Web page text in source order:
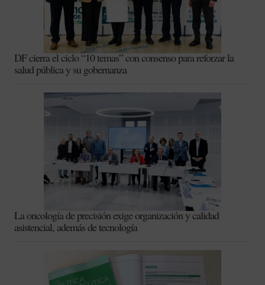
DF cierra el ciclo “10 temas” con consenso para reforzar la
salud pública y su gobernanza
La oncología de precisión exige organización y calidad
asistencial, además de tecnología